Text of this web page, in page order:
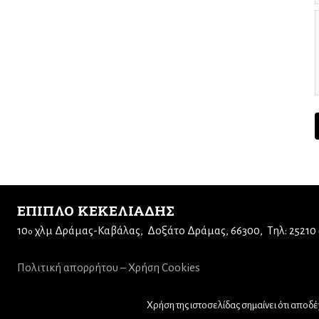
ΕΠΙΠΛΟ ΚΕΚΕΛΙΑΔΗΣ
10ο χλμ Δράμας-Καβάλας Δοξάτο Δράμας, 66300 Τηλ: 25210
Πολιτική απορρήτου – Χρήση Cookies
Χρήση της ιστοσελίδας σημαίνει ότι